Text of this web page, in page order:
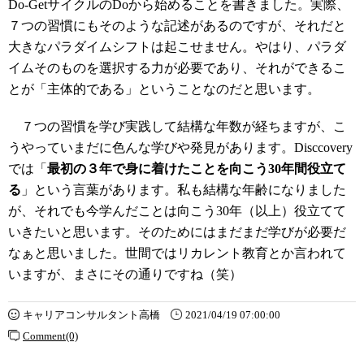
Do-GetサイクルのDoから始めることを書きました。実際、
７つの習慣にもそのような記述があるのですが、それだと
大きなパラダイムシフトは起こせません。やはり、パラダ
イムそのものを選択する力が必要であり、それができるこ
とが「主体的である」ということなのだと思います。
７つの習慣を学び実践して結構な年数が経ちますが、こ
うやっていまだに色んな学びや発見があります。Disccovery
では「 最初の３年で身に着けたことを向こう30年間役立て
る 」という言葉があります。私も結構な年齢になりました
が、それでも今学んだことは向こう30年（以上）役立てて
いきたいと思います。そのためにはまだまだ学びが必要だ
なぁと思いました。世間ではリカレント教育とか言われて
いますが、まさにその通りですね（笑）
キャリアコンサルタント高橋
2021/04/19 07:00:00
Comment(0)